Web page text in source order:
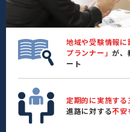
地域や受験情報に
プランナー」が、
ート
定期的に実施する
進路に対する不安